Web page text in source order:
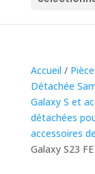
Accueil /
Détachée
Galaxy S et
détachées
accessoires
Galaxy S23